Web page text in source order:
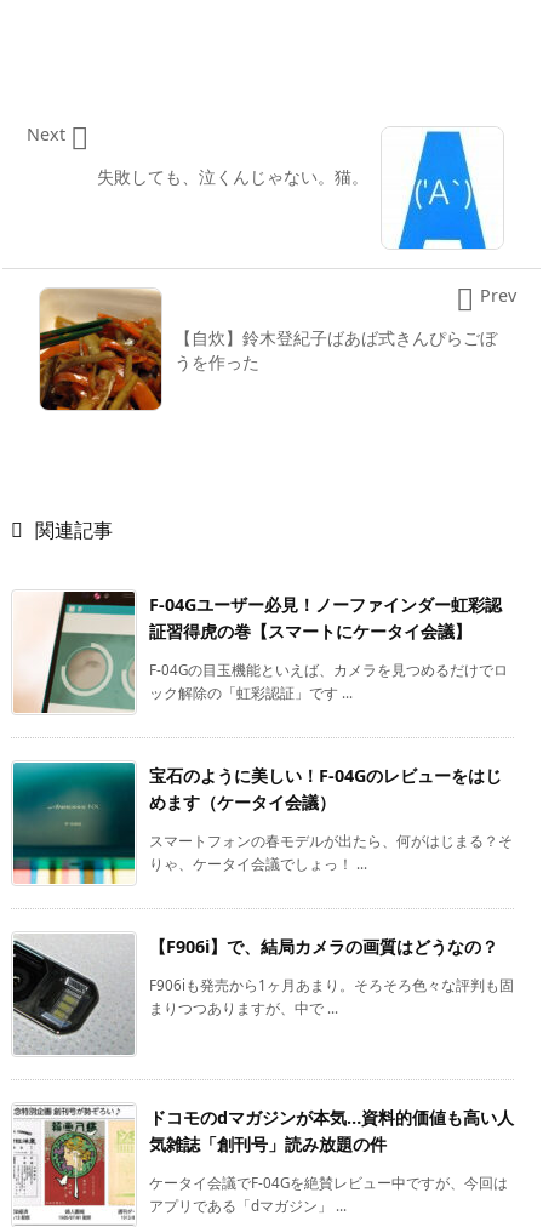
失敗しても、泣くんじゃない。猫。

Next
【自炊】鈴木登紀子ばあば式きんぴらごぼ
うを作った
 Prev
 関連記事
F-04Gユーザー必見！ノーファインダー虹彩認
証習得虎の巻【スマートにケータイ会議】
F-04Gの目玉機能といえば、カメラを見つめるだけでロ
ック解除の「虹彩認証」です ...
宝石のように美しい！F-04Gのレビューをはじ
めます（ケータイ会議）
スマートフォンの春モデルが出たら、何がはじまる？そ
りゃ、ケータイ会議でしょっ！ ...
【F906i】で、結局カメラの画質はどうなの？
F906iも発売から1ヶ月あまり。そろそろ色々な評判も固
まりつつありますが、中で ...
ドコモのdマガジンが本気…資料的価値も高い人
気雑誌「創刊号」読み放題の件
ケータイ会議でF-04Gを絶賛レビュー中ですが、今回は
アプリである「dマガジン」 ...